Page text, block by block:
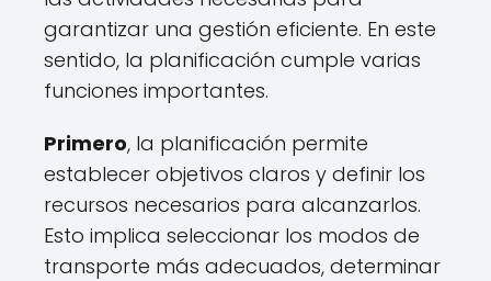
garantizar una gestión eficiente. En este
sentido, la planificación cumple varias
funciones importantes.
Primero, la planificación permite
establecer objetivos claros y definir los
recursos necesarios para alcanzarlos.
Esto implica seleccionar los modos de
transporte más adecuados, determinar